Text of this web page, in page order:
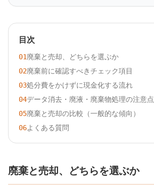
目次
01廃棄と売却、どちらを選ぶか
02廃棄前に確認すべきチェック項目
03処分費をかけずに現金化する流れ
04データ消去・廃液・廃棄物処理の注意点
05廃棄と売却の比較（一般的な傾向）
06よくある質問
廃棄と売却、どちらを選ぶか